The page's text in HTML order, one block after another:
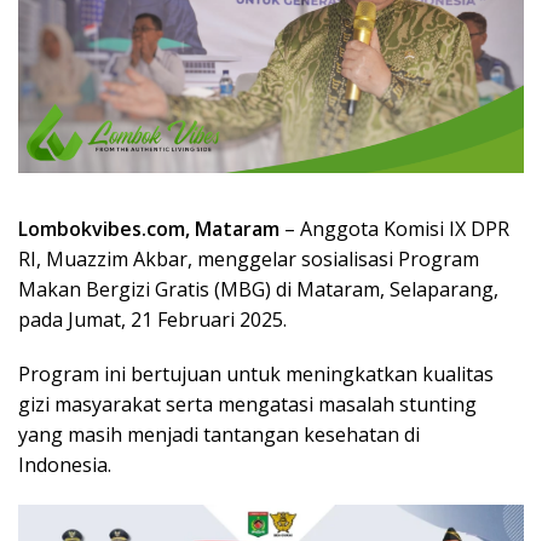
Lombokvibes.com, Mataram – Anggota Komisi IX DPR
RI, Muazzim Akbar, menggelar sosialisasi Program
Makan Bergizi Gratis (MBG) di Mataram, Selaparang,
pada Jumat, 21 Februari 2025.
Program ini bertujuan untuk meningkatkan kualitas
gizi masyarakat serta mengatasi masalah stunting
yang masih menjadi tantangan kesehatan di
Indonesia.